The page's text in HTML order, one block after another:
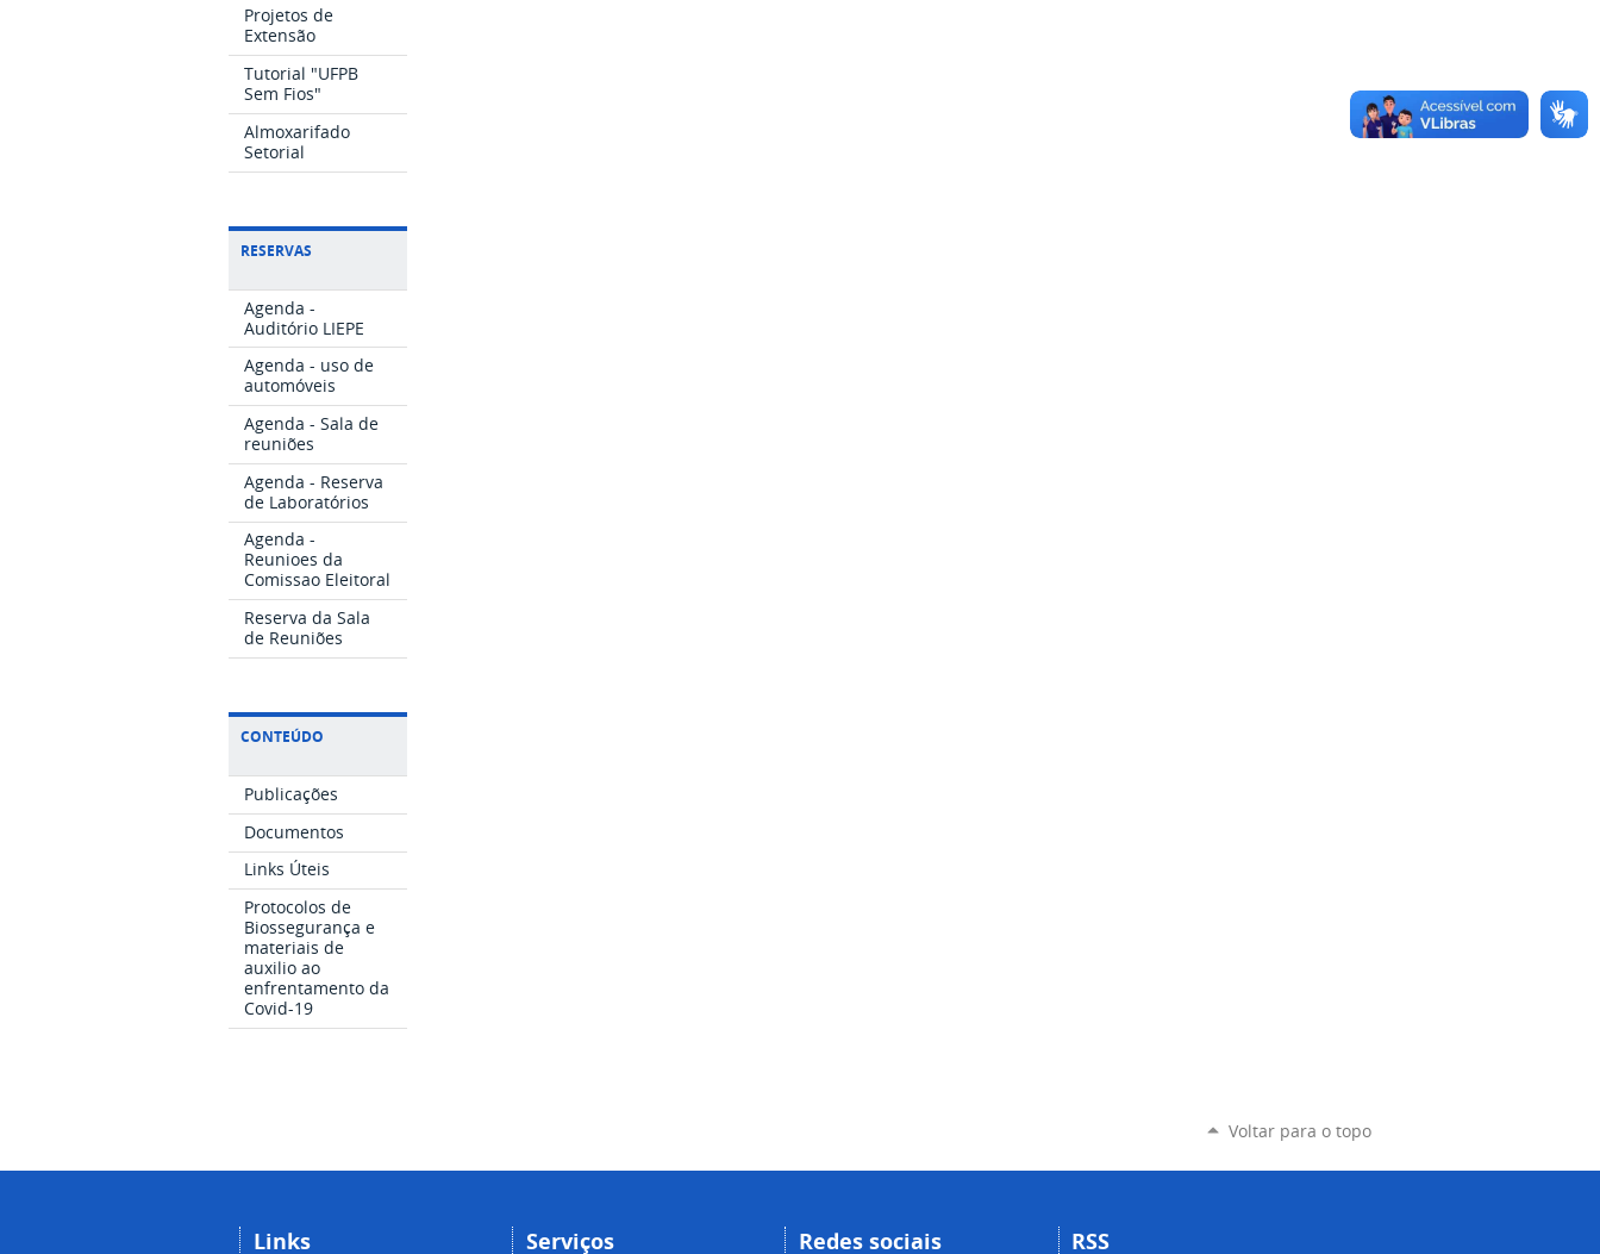
Projetos de
Extensão
Tutorial "UFPB
Sem Fios"
Almoxarifado
Setorial
RESERVAS
Agenda -
Auditório LIEPE
Agenda - uso de
automóveis
Agenda - Sala de
reuniões
Agenda - Reserva
de Laboratórios
Agenda -
Reunioes da
Comissao Eleitoral
Reserva da Sala
de Reuniões
CONTEÚDO
Publicações
Documentos
Links Úteis
Protocolos de
Biossegurança e
materiais de
auxilio ao
enfrentamento da
Covid-19
Voltar para o topo
Links Serviços Redes sociais RSS